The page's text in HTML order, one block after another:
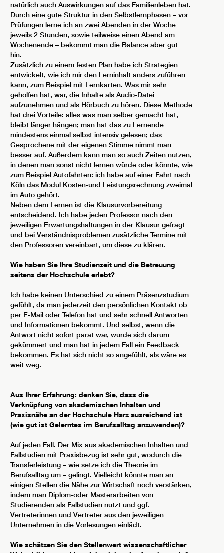
natürlich auch Auswirkungen auf das Familienleben hat.
Durch eine gute Struktur in den Selbstlernphasen – vor
Prüfungen lerne ich an zwei Abenden in der Woche
jeweils 2 Stunden, sowie teilweise einen Abend am
Wochenende – bekommt man die Balance aber gut
hin.
Zusätzlich zu einem festen Plan habe ich Strategien
entwickelt, wie ich mir den Lerninhalt anders zuführen
kann, zum Beispiel mit Lernkarten. Was mir sehr
geholfen hat, war, die Inhalte als Audio-Datei
aufzunehmen und als Hörbuch zu hören. Diese Methode
hat drei Vorteile: alles was man selber gemacht hat,
bleibt länger hängen; man hat das zu Lernende
mindestens einmal selbst intensiv gelesen; das
Gesprochene mit der eigenen Stimme nimmt man
besser auf. Außerdem kann man so auch Zeiten nutzen,
in denen man sonst nicht lernen würde oder könnte, wie
zum Beispiel Autofahrten: ich habe auf einer Fahrt nach
Köln das Modul Kosten-und Leistungsrechnung zweimal
im Auto gehört.
Neben dem Lernen ist die Klausurvorbereitung
entscheidend. Ich habe jeden Professor nach den
jeweiligen Erwartungshaltungen in der Klausur gefragt
und bei Verständnisproblemen zusätzliche Termine mit
den Professoren vereinbart, um diese zu klären.
Wie haben Sie Ihre Studienzeit und die Betreuung
seitens der Hochschule erlebt?
Ich habe keinen Unterschied zu einem Präsenzstudium
gefühlt, da man jederzeit den persönlichen Kontakt ob
per E-Mail oder Telefon hat und sehr schnell Antworten
und Informationen bekommt. Und selbst, wenn die
Antwort nicht sofort parat war, wurde sich darum
gekümmert und man hat in jedem Fall ein Feedback
bekommen. Es hat sich nicht so angefühlt, als wäre es
weit weg.
Aus Ihrer Erfahrung: denken Sie, dass die
Verknüpfung von akademischen Inhalten und
Praxisnähe an der Hochschule Harz ausreichend ist
(wie gut ist Gelerntes im Berufsalltag anzuwenden)?
Auf jeden Fall. Der Mix aus akademischen Inhalten und
Fallstudien mit Praxisbezug ist sehr gut, wodurch die
Transferleistung – wie setze ich die Theorie im
Berufsalltag um – gelingt. Vielleicht könnte man an
einigen Stellen die Nähe zur Wirtschaft noch verstärken,
indem man Diplom-oder Masterarbeiten von
Studierenden als Fallstudien nutzt und ggf.
Vertreterinnen und Vertreter aus den jeweiligen
Unternehmen in die Vorlesungen einlädt.
Wie schätzen Sie den Stellenwert wissenschaftlicher